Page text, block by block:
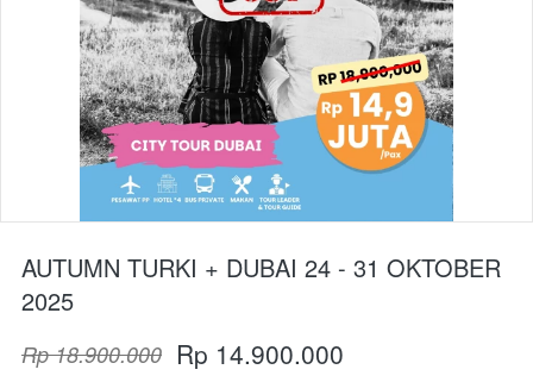
AUTUMN TURKI + DUBAI 24 - 31 OKTOBER
2025
Rp 18.900.000 Rp 14.900.000